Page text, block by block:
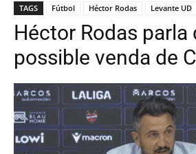
TAGS Fútbol Héctor Rodas Levante UD
Héctor Rodas parla
possible venda de